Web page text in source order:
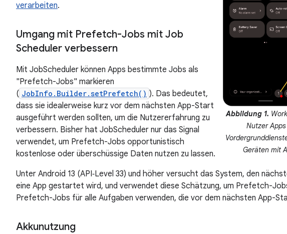
Abbildung 1.
Nutzer
Geräten mit
verarbeiten.
Umgang mit Prefetch-Jobs mit Job
Scheduler verbessern
Mit JobScheduler können Apps bestimmte Jobs als
"Prefetch-Jobs" markieren
( JobInfo.Builder.setPrefetch() ). Das bedeutet,
dass sie idealerweise kurz vor dem nächsten App-Start
ausgeführt werden sollten, um die Nutzererfahrung zu
verbessern. Bisher hat JobScheduler nur das Signal
verwendet, um Prefetch-Jobs opportunistisch
kostenlose oder überschüssige Daten nutzen zu lassen.
Unter Android 13 (API‑Level 33) und höher versucht das System, den
eine App gestartet wird, und verwendet diese Schätzung, um Prefetch-
Prefetch-Jobs für alle Aufgaben verwenden, die vor dem nächsten App-
Akkunutzung